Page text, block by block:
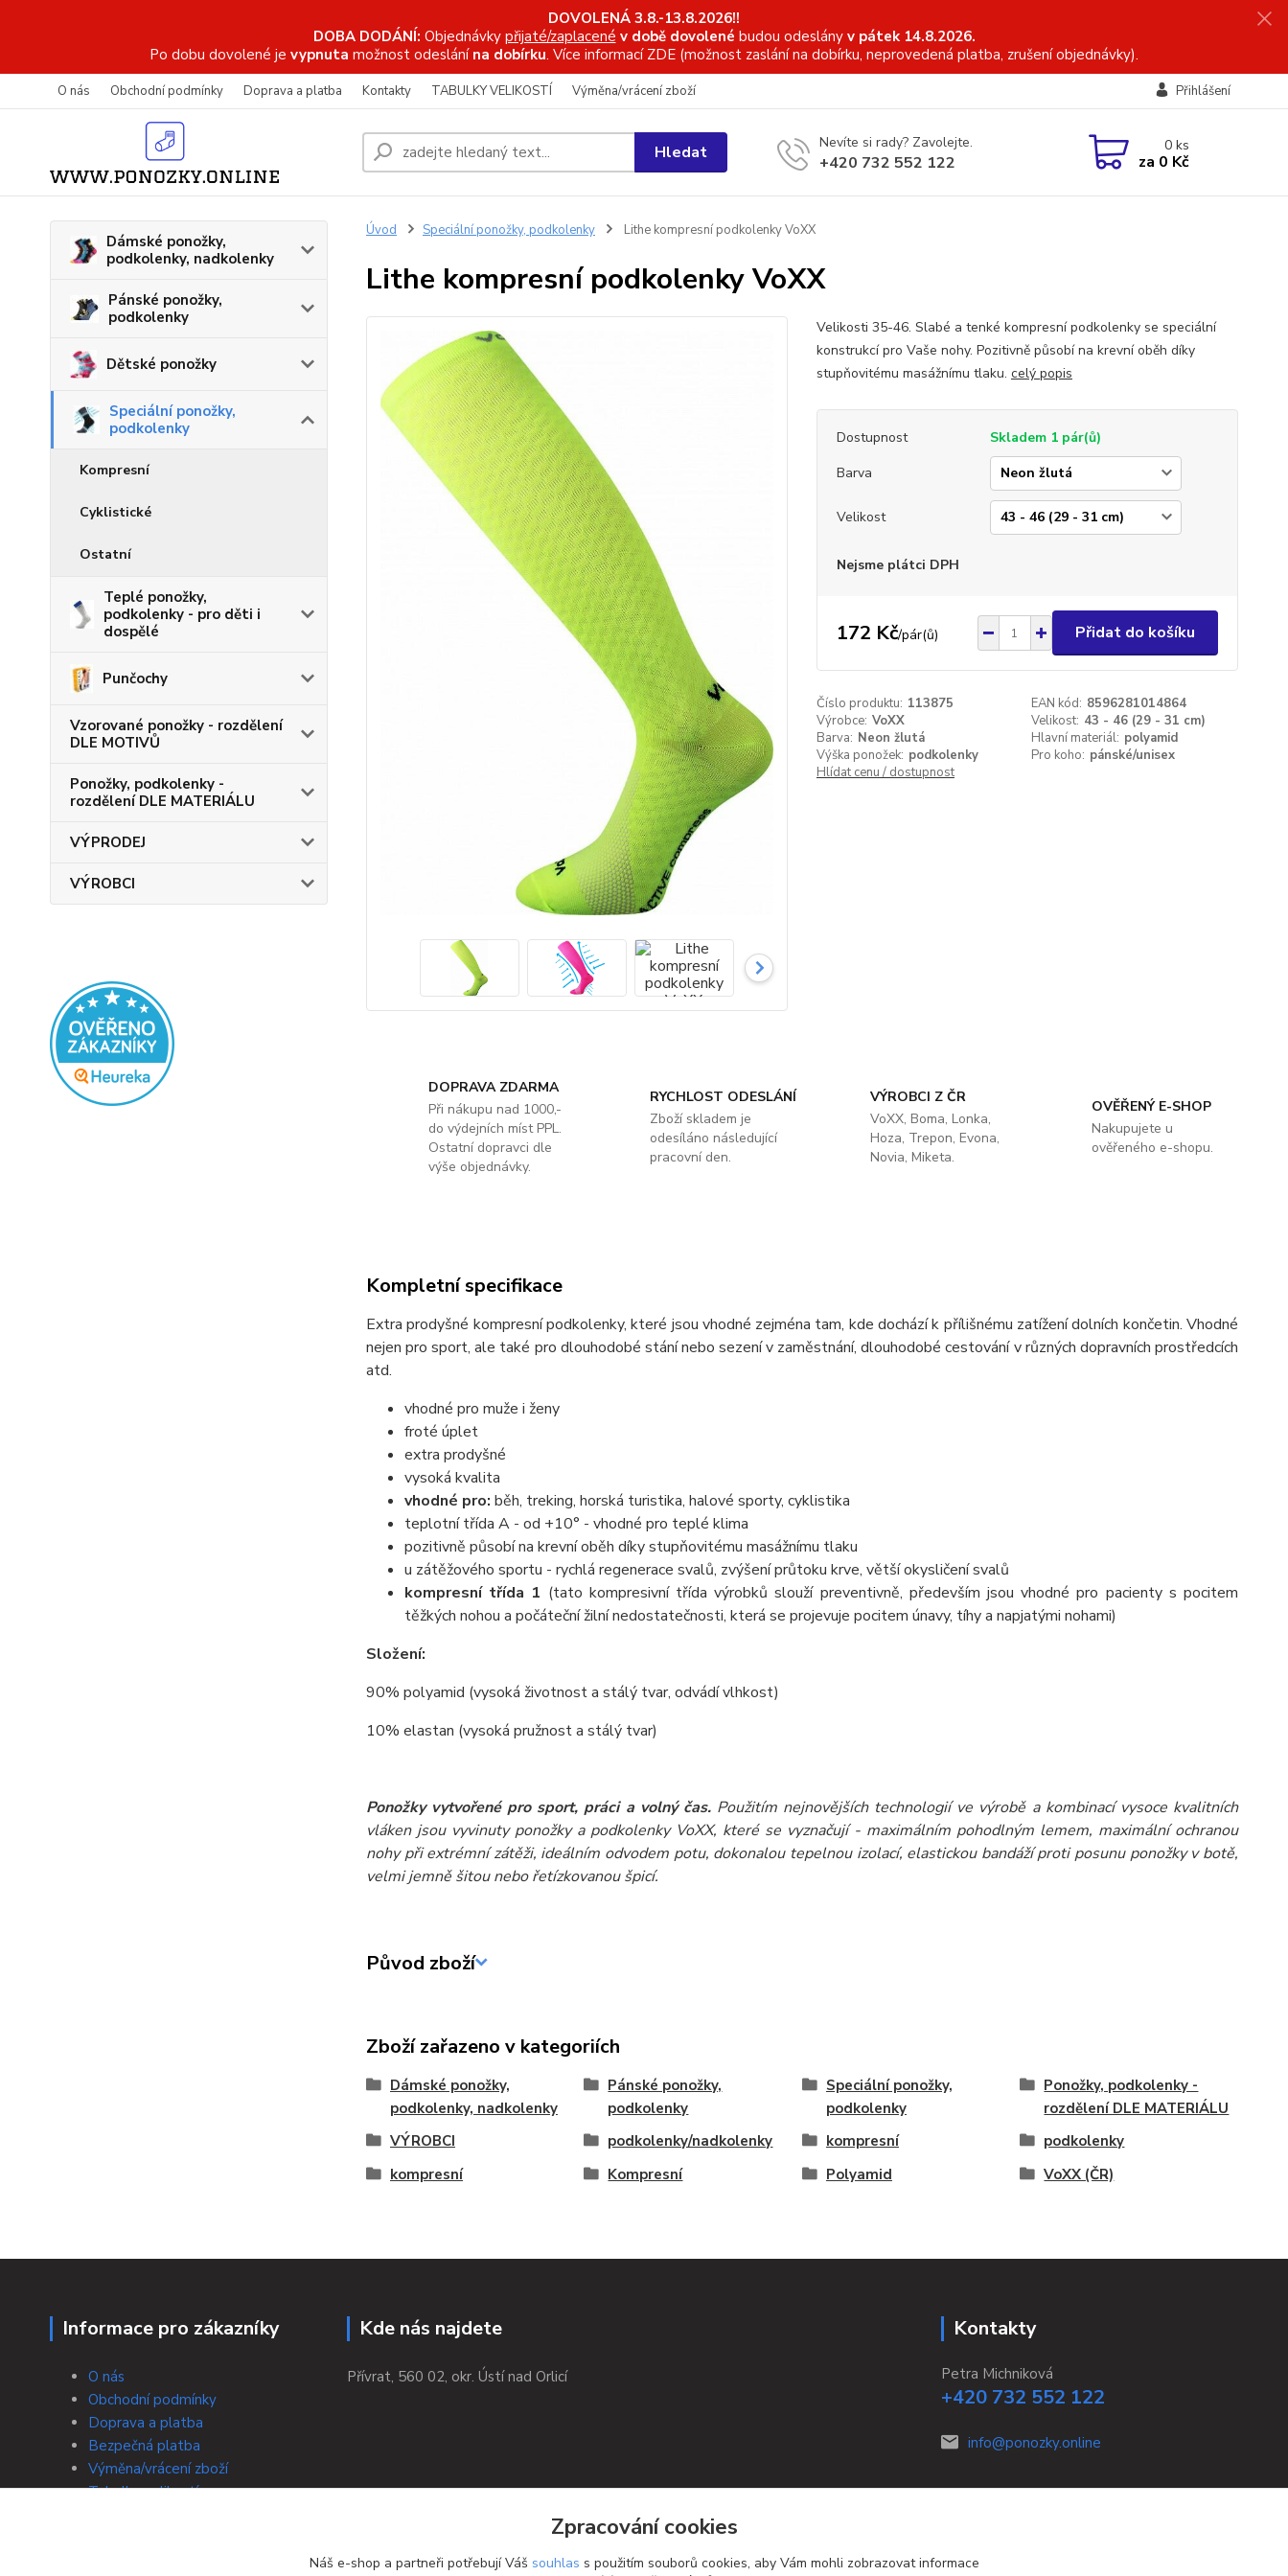
DOVOLENÁ 3.8.-13.8.2026!!
DOBA DODÁNÍ: Objednávky přijaté/zaplacené v době dovolené budou odeslány v pátek 14.8.2026.
Po dobu dovolené je vypnuta možnost odeslání na dobírku. Více informací ZDE (možnost zaslání na dobírku, neprovedená platba, zrušení objednávky).
O nás Obchodní podmínky Doprava a platba Kontakty TABULKY VELIKOSTÍ Výměna/vrácení zboží Přihlášení
Hledat Nevíte si rady? Zavolejte.
+420 732 552 122
0ks
za 0 Kč
Dámské ponožky,
podkolenky, nadkolenky
Pánské ponožky,
podkolenky
Dětské ponožky
Speciální ponožky,
podkolenky
Kompresní
Cyklistické
Ostatní
Teplé ponožky,
podkolenky - pro děti i
dospělé
Punčochy
Vzorované ponožky - rozdělení
DLE MOTIVŮ
Ponožky, podkolenky -
rozdělení DLE MATERIÁLU
VÝPRODEJ
VÝROBCI
Úvod Speciální ponožky, podkolenky Lithe kompresní podkolenky VoXX
Lithe kompresní podkolenky VoXX
Velikosti 35-46. Slabé a tenké kompresní podkolenky se speciální
konstrukcí pro Vaše nohy. Pozitivně působí na krevní oběh díky
stupňovitému masážnímu tlaku. celý popis
Dostupnost
Skladem 1 pár(ů)
Barva
Velikost
Nejsme plátci DPH
172 Kč/pár(ů) Přidat do košíku
Číslo produktu: 113875 EAN kód: 8596281014864
Výrobce: VoXX Velikost: 43 - 46 (29 - 31 cm)
Barva: Neon žlutá Hlavní materiál: polyamid
Výška ponožek: podkolenky Pro koho: pánské/unisex
Hlídat cenu / dostupnost
DOPRAVA ZDARMA
Při nákupu nad 1000,-
do výdejních míst PPL.
Ostatní dopravci dle
výše objednávky.
RYCHLOST ODESLÁNÍ
Zboží skladem je
odesíláno následující
pracovní den.
VÝROBCI Z ČR
VoXX, Boma, Lonka,
Hoza, Trepon, Evona,
Novia, Miketa.
OVĚŘENÝ E-SHOP
Nakupujete u
ověřeného e-shopu.
Kompletní specifikace
Extra prodyšné kompresní podkolenky, které jsou vhodné zejména tam, kde dochází k přílišnému zatížení dolních končetin. Vhodné
nejen pro sport, ale také pro dlouhodobé stání nebo sezení v zaměstnání, dlouhodobé cestování v různých dopravních prostředcích
atd.
vhodné pro muže i ženy
froté úplet
extra prodyšné
vysoká kvalita
vhodné pro: běh, treking, horská turistika, halové sporty, cyklistika
teplotní třída A - od +10° - vhodné pro teplé klima
pozitivně působí na krevní oběh díky stupňovitému masážnímu tlaku
u zátěžového sportu - rychlá regenerace svalů, zvýšení průtoku krve, větší okysličení svalů
kompresní třída 1 (tato kompresivní třída výrobků slouží preventivně, především jsou vhodné pro pacienty s pocitem
těžkých nohou a počáteční žilní nedostatečnosti, která se projevuje pocitem únavy, tíhy a napjatými nohami)
Složení:
90% polyamid (vysoká životnost a stálý tvar, odvádí vlhkost)
10% elastan (vysoká pružnost a stálý tvar)
Ponožky vytvořené pro sport, práci a volný čas. Použitím nejnovějších technologií ve výrobě a kombinací vysoce kvalitních
vláken jsou vyvinuty ponožky a podkolenky VoXX, které se vyznačují - maximálním pohodlným lemem, maximální ochranou
nohy při extrémní zátěži, ideálním odvodem potu, dokonalou tepelnou izolací, elastickou bandáží proti posunu ponožky v botě,
velmi jemně šitou nebo řetízkovanou špicí.
Původ zboží
Zboží zařazeno v kategoriích
Dámské ponožky,
podkolenky, nadkolenky
Pánské ponožky,
podkolenky
Speciální ponožky,
podkolenky
Ponožky, podkolenky -
rozdělení DLE MATERIÁLU
VÝROBCI
podkolenky/nadkolenky kompresní
podkolenky
kompresní
Kompresní Polyamid VoXX (ČR)
Informace pro zákazníky
O nás
Obchodní podmínky
Doprava a platba
Bezpečná platba
Výměna/vrácení zboží
Tabulky velikostí
Kde nás najdete
Přívrat, 560 02, okr. Ústí nad Orlicí
Kontakty
Petra Michniková
+420 732 552 122
info@ponozky.online
Zpracování cookies
Náš e-shop a partneři potřebují Váš souhlas s použitím souborů cookies, aby Vám mohli zobrazovat informace